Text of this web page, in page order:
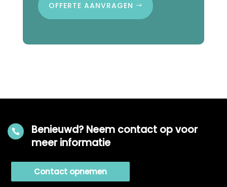
OFFERTE AANVRAGEN

Benieuwd? Neem contact op voor
meer informatie
Contact opnemen